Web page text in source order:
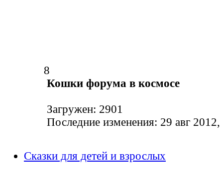
8
Кошки форума в космосе
Загружен: 2901
Последние изменения: 29 авг
Сказки для детей и взрослых